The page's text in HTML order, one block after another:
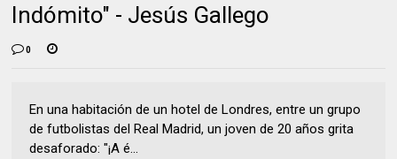
Indómito" - Jesús Gallego
0
En una habitación de un hotel de Londres, entre un grupo
de futbolistas del Real Madrid, un joven de 20 años grita
desaforado: "¡A é...